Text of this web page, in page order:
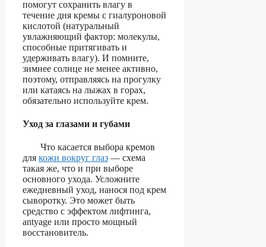
помогут сохранить влагу в
течение дня кремы с гиалуроновой
кислотой (натуральный
увлажняющий фактор: молекулы,
способные притягивать и
удерживать влагу). И помните,
зимнее солнце не менее активно,
поэтому, отправляясь на прогулку
или катаясь на лыжах в горах,
обязательно используйте крем.
Уход за глазами и губами
Что касается выбора кремов
для кожи вокруг глаз — схема
такая же, что и при выборе
основного ухода. Усложните
ежедневный уход, нанося под крем
сыворотку. Это может быть
средство с эффектом лифтинга,
antyage или просто мощный
восстановитель.